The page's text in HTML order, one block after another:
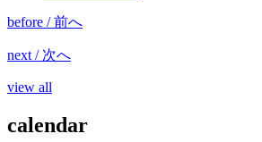
before / 前へ
next / 次へ
view all
calendar